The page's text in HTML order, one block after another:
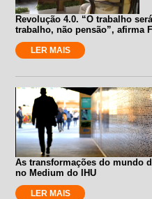
Revolução 4.0. “O trabalho
trabalho, não pensão”, afirma
LER MAIS
As transformações do mundo
no Medium do IHU
LER MAIS